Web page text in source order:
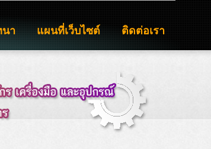
นา แผนที่เว็บไซต์ ติดต่อเรา